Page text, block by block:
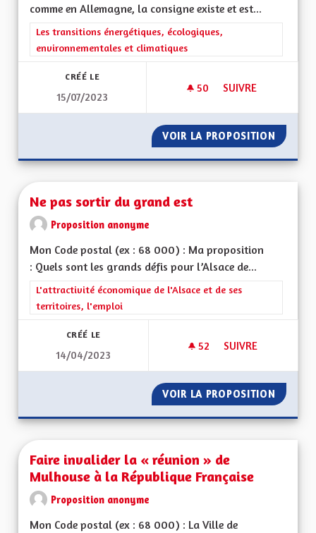
comme en Allemagne, la consigne existe et est...
Filtrer les résultats de la catégorie : Les transitions
Les transitions énergétiques, écologiques,
environnementales et climatiques
CRÉÉ LE
15/07/2023
50 50 ABONNÉS
SUIVRE
VOIR LA PROPOSITION FAIRE
Ne pas sortir du grand est
Proposition anonyme
Mon Code postal (ex : 68 000) : Ma proposition
: Quels sont les grands défis pour l’Alsace de...
Filtrer les résultats de la catégorie : L'attractivité
L'attractivité économique de l'Alsace et de ses
territoires, l'emploi
CRÉÉ LE
14/04/2023
52 52 ABONNÉS
SUIVRE
VOIR LA PROPOSITION NE
Faire invalider la « réunion » de
Mulhouse à la République Française
Proposition anonyme
Mon Code postal (ex : 68 000) : La Ville de